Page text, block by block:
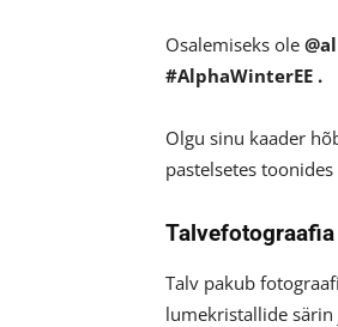
Osalemiseks ole
#AlphaWinterEE .
Olgu sinu kaader
pastelsetes
Talv pakub
lumekristallide särin